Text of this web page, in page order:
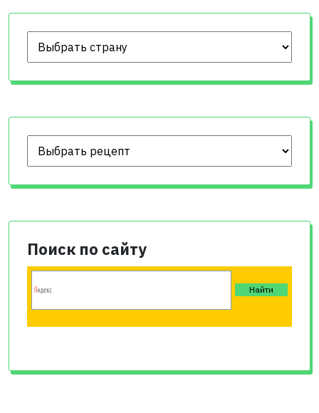
Поиск по сайту